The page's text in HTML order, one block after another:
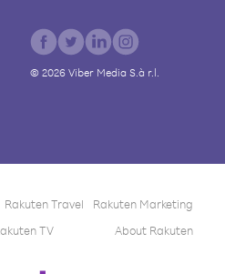
© 2026Viber Media S.à r.l.
Rakuten Travel
Rakuten Marketing
TV About Rakuten